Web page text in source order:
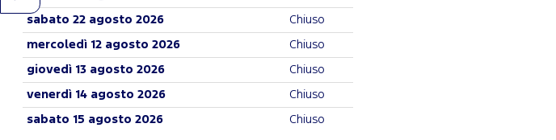
sabato 22 agosto 2026 Chiuso
mercoledì 12 agosto 2026 Chiuso
giovedì 13 agosto 2026 Chiuso
venerdì 14 agosto 2026 Chiuso
sabato 15 agosto 2026 Chiuso